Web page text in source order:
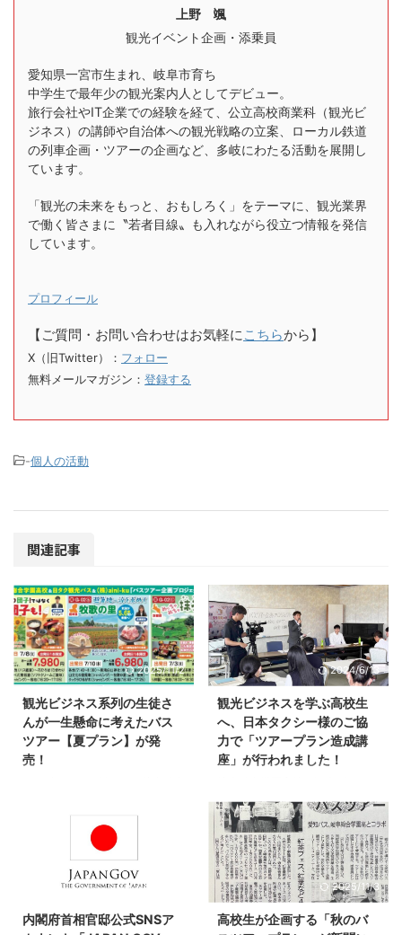
上野 颯
観光イベント企画・添乗員
愛知県一宮市生まれ、岐阜市育ち
中学生で最年少の観光案内人としてデビュー。
旅行会社やIT企業での経験を経て、公立高校商業科（観光ビ
ジネス）の講師や自治体への観光戦略の立案、ローカル鉄道
の列車企画・ツアーの企画など、多岐にわたる活動を展開し
ています。
「観光の未来をもっと、おもしろく」をテーマに、観光業界
で働く皆さまに〝若者目線〟も入れながら役立つ情報を発信
しています。
プロフィール
【ご質問・お問い合わせはお気軽にこちらから】
X（旧Twitter）： フォロー
無料メールマガジン： 登録する
-個人の活動
関連記事
2025/11/2
観光ビジネス系列の生徒さ
んが一生懸命に考えたバス
ツアー【夏プラン】が発
売！
本タクシーとのコラボバスツア
ー。私も講師として参加させてい
ただいています。 なんとこの
度、夏プランが発売になりまし
た！ 今回も高校生ならではの企
クシーさんも「これは、知らなか
2024/6/13
観光ビジネスを学ぶ高校生
へ、日本タクシー様のご協
力で「ツアープラン造成講
座」が行われました！
系列の高校生の皆さんに考えてい
ただいたツアーをブラッシュアッ
プしていくべく、日本タクシーさ
んにご協力いただき「ツアープラ
ン講座」を行いました！ どうし
たらより魅力的なツアーになるか
の長年のノウハウを凝縮した最高
の授業です！！ 驚いたのが、授
2026/2/24
内閣府首相官邸公式SNSア
2025/11/3
高校生が企画する「秋のバ